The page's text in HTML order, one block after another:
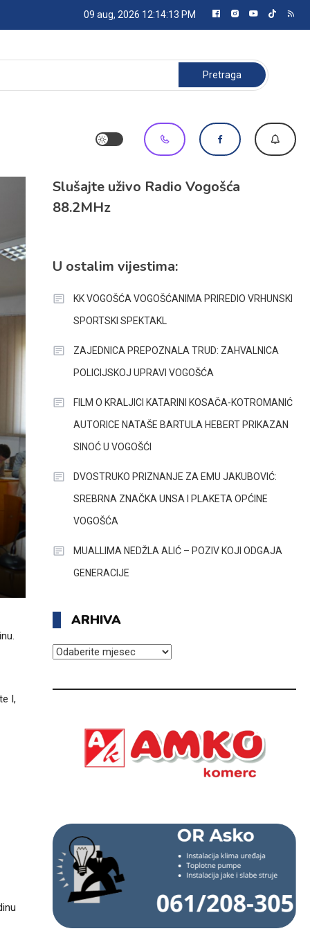
09 aug, 2026 12:14:14 PM
Pretraga:
I,
Slušajte uživo Radio Vogošća
88.2MHz
U ostalim vijestima:
KK VOGOŠĆA VOGOŠĆANIMA PRIREDIO VRHUNSKI
SPORTSKI SPEKTAKL
ZAJEDNICA PREPOZNALA TRUD: ZAHVALNICA
POLICIJSKOJ UPRAVI VOGOŠĆA
FILM O KRALJICI KATARINI KOSAČA-KOTROMANIĆ
AUTORICE NATAŠE BARTULA HEBERT PRIKAZAN
SINOĆ U VOGOŠĆI
DVOSTRUKO PRIZNANJE ZA EMU JAKUBOVIĆ:
SREBRNA ZNAČKA UNSA I PLAKETA OPĆINE
VOGOŠĆA
MUALLIMA NEDŽLA ALIĆ – POZIV KOJI ODGAJA
GENERACIJE
ARHIVA
ARHIVA